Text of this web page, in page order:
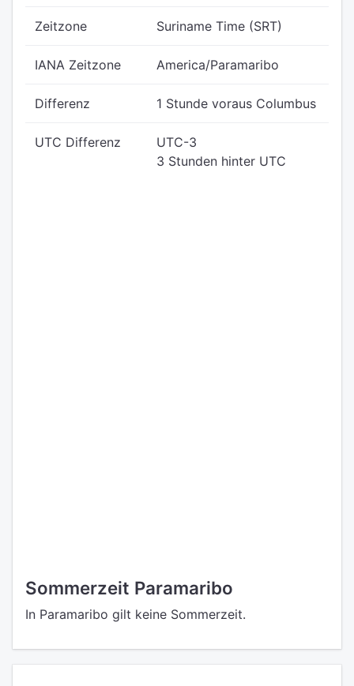
Zeitzone Suriname Time (SRT)
IANA Zeitzone America/Paramaribo
Differenz 1 Stunde voraus Columbus
UTC Differenz
UTC-3
3 Stunden hinter UTC
Sommerzeit Paramaribo
In Paramaribo gilt keine Sommerzeit.